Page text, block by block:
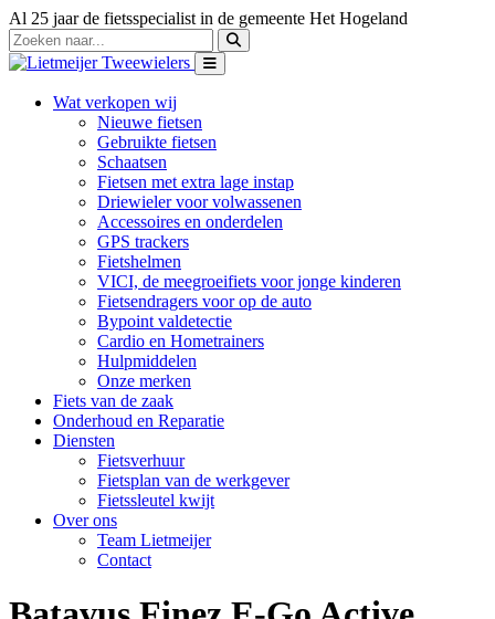
Al 25 jaar de fietsspecialist in de gemeente Het Hogeland
Wat verkopen wij
Nieuwe fietsen
Gebruikte fietsen
Schaatsen
Fietsen met extra lage instap
Driewieler voor volwassenen
Accessoires en onderdelen
GPS trackers
Fietshelmen
VICI, de meegroeifiets voor jonge kinderen
Fietsendragers voor op de auto
Bypoint valdetectie
Cardio en Hometrainers
Hulpmiddelen
Onze merken
Fiets van de zaak
Onderhoud en Reparatie
Diensten
Fietsverhuur
Fietsplan van de werkgever
Fietssleutel kwijt
Over ons
Team Lietmeijer
Contact